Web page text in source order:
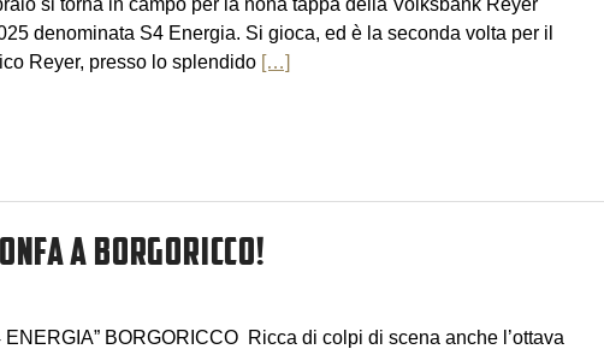
si torna in campo per la nona tappa della Volksbank Reyer
denominata S4 Energia. Si gioca, ed è la seconda volta per il
Reyer, presso lo splendido […]
A BORGORICCO!
ENERGIA” BORGORICCO Ricca di colpi di scena anche l’ottava